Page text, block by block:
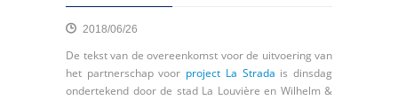
2018/06/26
De tekst van de overeenkomst voor de uitvoering van
het partnerschap voor project La Strada is dinsdag
ondertekend door de stad La Louvière en Wilhelm &